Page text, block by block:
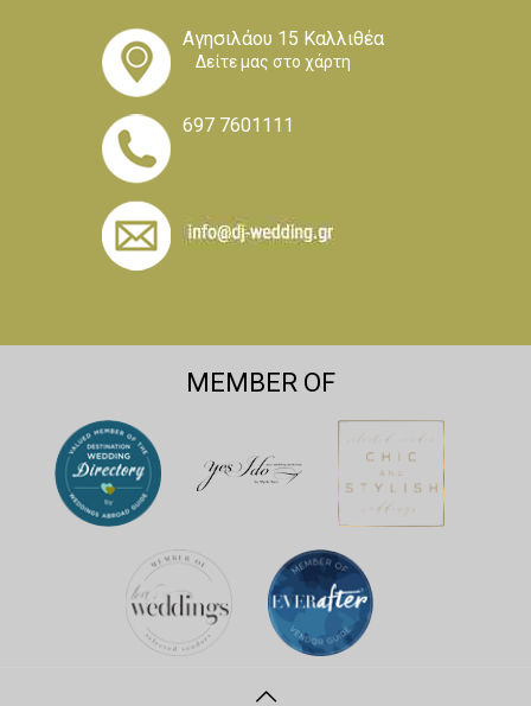
Αγησιλάου 15 Καλλιθέα
Δείτε μας στο χάρτη
697 7601111
MEMBER OF